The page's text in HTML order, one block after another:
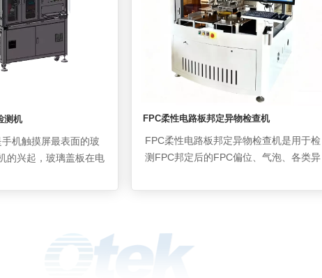
重复判断，可同时检测
个缺陷。
测机
机触摸屏最表面的玻
的兴起，玻璃盖板在电
护屏幕和美化产品的作
要很高的检测精度和可
FPC柔性电路板邦定异物检查机
FPC柔性电路板邦定异物检查机是用于检
测FPC邦定后的FPC偏位、气泡、各类异
双面拍摄，取摄不良图片，通过软件算法
阈值来调整检测规格。 实时监控该条生产
线的邦定质量，出现批量不良时设备报警